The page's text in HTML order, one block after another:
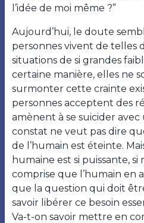
l’idée de moi même ?”
Aujourd’hui, le doute
personnes vivent de telles
situations de si grandes
certaine manière, elles ne
surmonter cette crainte
personnes acceptent des
amènent à se suicider
constat ne veut pas dire
de l’humain est éteinte.
humaine est si puissante, si
comprise que l’humain en
que la question qui doit
savoir libérer ce besoin
Va-t-on savoir mettre en